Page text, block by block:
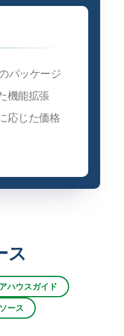
パッケージ
機能拡張
応じた価格
ス
ハウスガイド
ース